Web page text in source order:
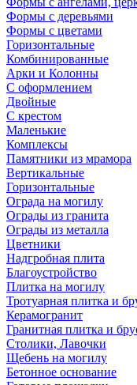
Формы с деревьями
Формы с цветами
Горизонтальные
Комбинированные
Арки и Колонны
С оформлением
Двойные
С крестом
Маленькие
Комплексы
Памятники из мрамора
Вертикальные
Горизонтальные
Ограда на могилу
Ограды из гранита
Ограды из металла
Цветники
Надгробная плита
Благоустройство
Плитка на могилу
Тротуарная плитка и
Керамогранит
Гранитная плитка и
Столики, Лавочки
Щебень на могилу
Бетонное основание